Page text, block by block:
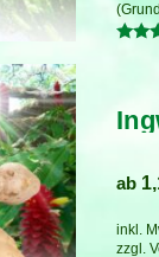
ab
inkl.
zzgl.